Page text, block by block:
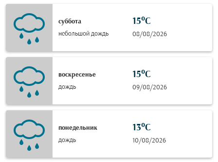
суббота
небольшой дождь
15°C
08/08/2026
воскресенье
дождь
15°C
09/08/2026
понедельник
дождь
13°C
10/08/2026